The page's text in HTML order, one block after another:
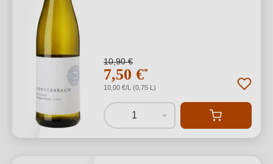
10,90 €
7,50 €*
10,00 €/L (0,75 L)
1